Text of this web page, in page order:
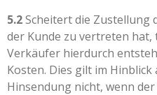
5.2Scheitert die Zustellung
der Kunde zu vertreten hat,
Verkäufer hierdurch
Kosten. Dies gilt im
Hinsendung nicht, wenn